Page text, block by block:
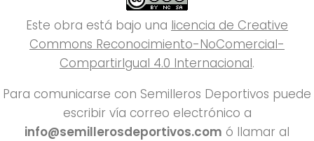
Este obra está bajo una licencia de Creative
Commons Reconocimiento-NoComercial-
CompartirIgual 4.0 Internacional.
Para comunicarse con Semilleros Deportivos puede
escribir vía correo electrónico a
info@semillerosdeportivos.com ó llamar al